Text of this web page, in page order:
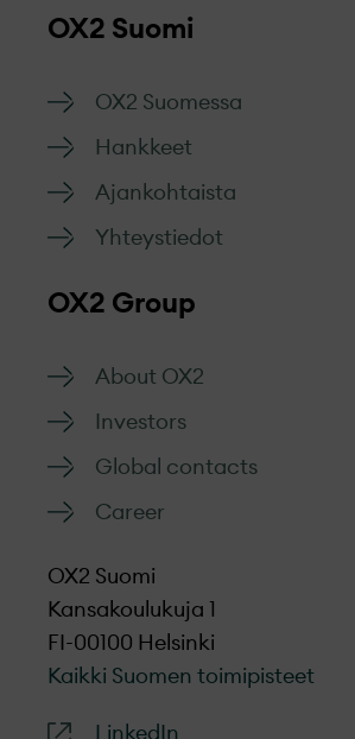
OX2 Suomi
OX2 Suomessa
Hankkeet
Ajankohtaista
Yhteystiedot
OX2 Group
About OX2
Investors
Global contacts
Career
OX2 Suomi
Kansakoulukuja 1
FI-00100 Helsinki
Kaikki Suomen toimipisteet
LinkedIn